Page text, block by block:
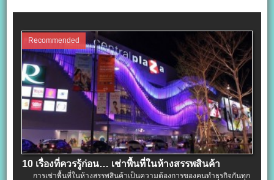
Recommended
10 เรื่องที่ควรรู้ก่อน… เช่าพื้นที่ในห้างสรรพสินค้า
การเช่าพื้นที่ในห้างสรรพสินค้าเป็นความต้องการของคนทำธุรกิจกันทุก